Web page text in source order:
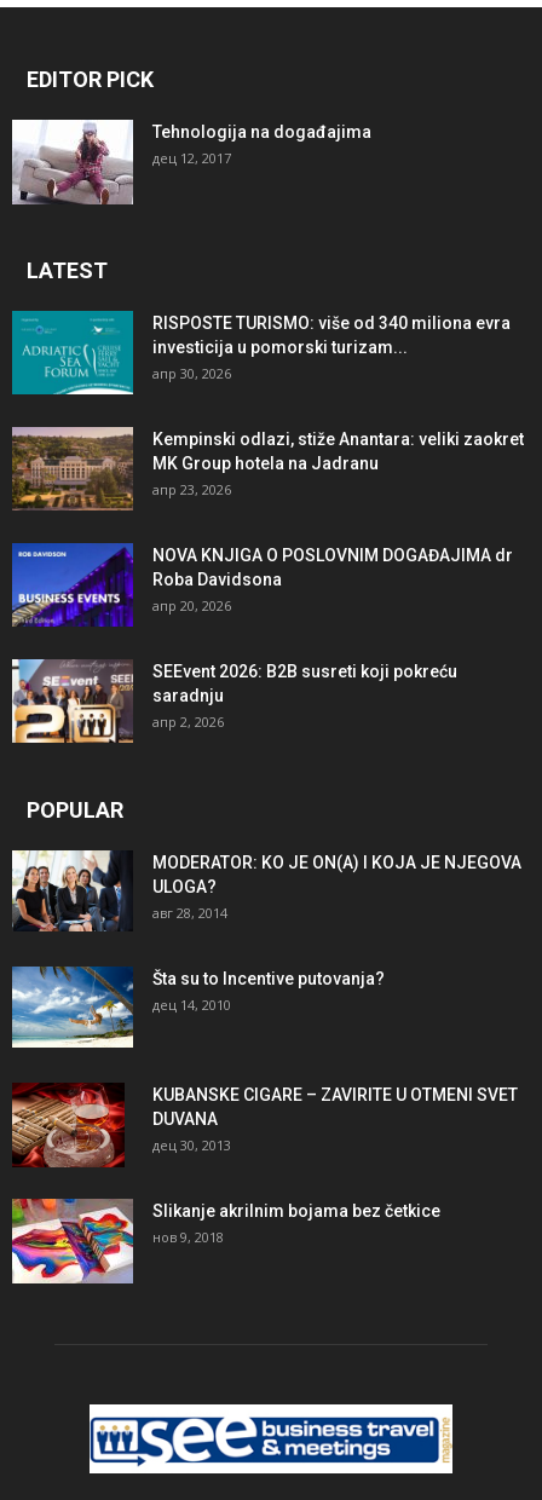
EDITOR PICK
Tehnologija na događajima
дец 12, 2017
LATEST
RISPOSTE TURISMO: više od 340 miliona evra
investicija u pomorski turizam...
апр 30, 2026
Kempinski odlazi, stiže Anantara: veliki zaokret
MK Group hotela na Jadranu
апр 23, 2026
NOVA KNJIGA O POSLOVNIM DOGAĐAJIMA dr
Roba Davidsona
апр 20, 2026
SEEvent 2026: B2B susreti koji pokreću
saradnju
апр 2, 2026
POPULAR
MODERATOR: KO JE ON(A) I KOJA JE NJEGOVA
ULOGA?
авг 28, 2014
Šta su to Incentive putovanja?
дец 14, 2010
KUBANSKE CIGARE – ZAVIRITE U OTMENI SVET
DUVANA
дец 30, 2013
Slikanje akrilnim bojama bez četkice
нов 9, 2018